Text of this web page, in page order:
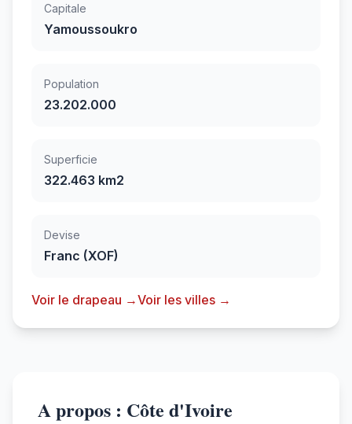
Capitale
Yamoussoukro
Population
23.202.000
Superficie
322.463 km2
Devise
Franc (XOF)
Voir le drapeau →Voir les villes →
A propos : Côte d'Ivoire